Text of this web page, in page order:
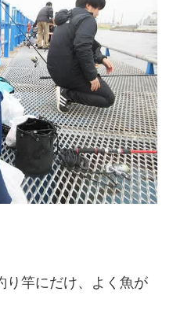
り竿にだけ、よく魚が